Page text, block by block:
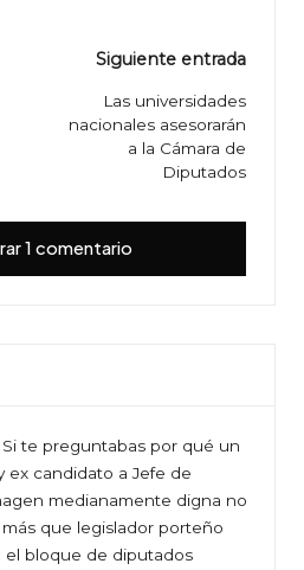
Siguiente entrada
Las universidades
nacionales asesorarán
a la Cámara de
Diputados
1 comentario
Si te preguntabas por qué un
ex candidato a Jefe de
medianamente digna no
que legislador porteño
el bloque de diputados